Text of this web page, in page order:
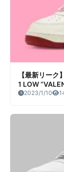
【最新リー
1 LOW
2023/1/10